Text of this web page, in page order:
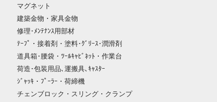
マグネット
建築金物・家具金物
修理･ﾒﾝﾃﾅﾝｽ用部材
ﾃｰﾌﾟ・接着剤・塗料･ｸﾞﾘｰｽ･潤滑剤
道具箱･腰袋・ﾂｰﾙｷｬﾋﾞﾈｯﾄ・作業台
荷造･包装用品､運搬具､ｷｬｽﾀｰ
ｼﾞｬｯｷ・ﾌﾟｰﾗｰ・荷締機
チェンブロック・スリング・クランプ